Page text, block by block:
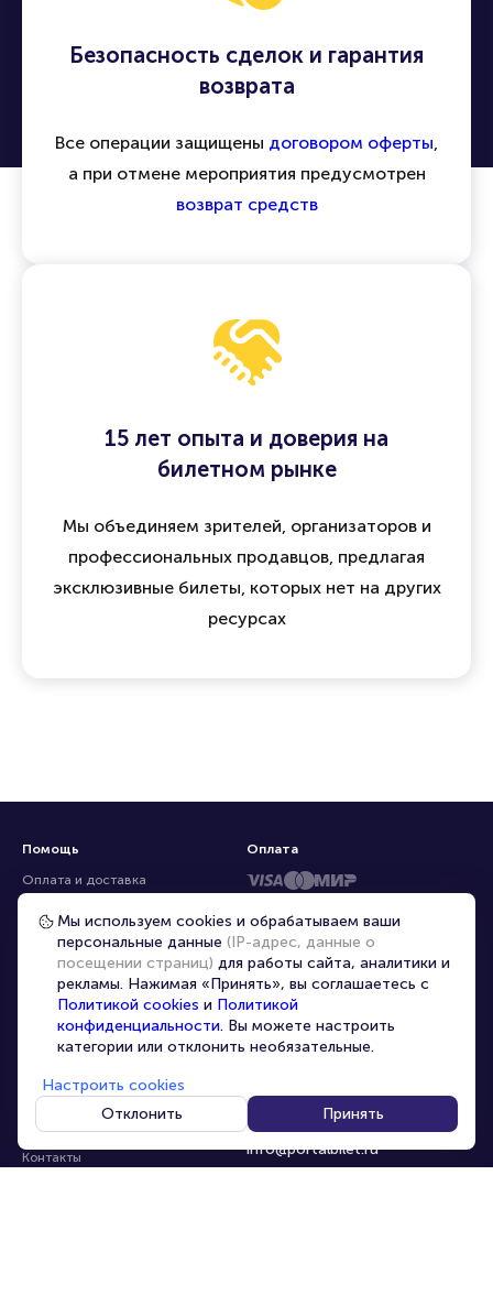
Безопасность сделок и гарантия
возврата
Все операции защищены договором оферты,
а при отмене мероприятия предусмотрен
возврат средств
15 лет опыта и доверия на
билетном рынке
Мы объединяем зрителей, организаторов и
профессиональных продавцов, предлагая
эксклюзивные билеты, которых нет на других
ресурсах
Помощь
Оплата и доставка
Частые вопросы
Перепродажа билетов
Организаторам
Корпоративным клиентам
VIP-билеты
Персональные данные
О компании
Контакты
8-800-500-42-62
8-499-226-15-14
info@portalbilet.ru
С 10:00 до 21:00,
Оплата
Мы используем cookies и обрабатываем ваши
персональные данные (IP-адрес, данные о
посещении страниц) для работы сайта, аналитики и
рекламы. Нажимая «Принять», вы соглашаетесь с
Политикой cookies и Политикой
конфиденциальности. Вы можете настроить
категории или отклонить необязательные.
Настроить cookies
Отклонить
Принять